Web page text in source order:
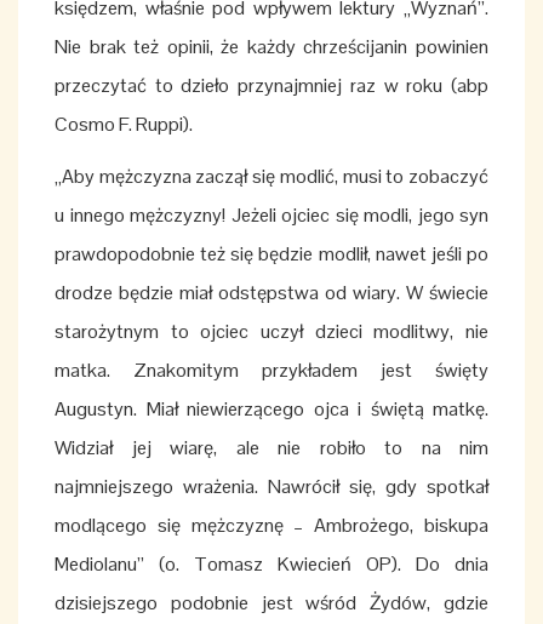
księdzem, właśnie pod wpływem lektury „Wyznań”.
Nie brak też opinii, że każdy chrześcijanin powinien
przeczytać to dzieło przynajmniej raz w roku (abp
Cosmo F. Ruppi).
„Aby mężczyzna zaczął się modlić, musi to zobaczyć
u innego mężczyzny! Jeżeli ojciec się modli, jego syn
prawdopodobnie też się będzie modlił, nawet jeśli po
drodze będzie miał odstępstwa od wiary. W świecie
starożytnym to ojciec uczył dzieci modlitwy, nie
matka. Znakomitym przykładem jest święty
Augustyn. Miał niewierzącego ojca i świętą matkę.
Widział jej wiarę, ale nie robiło to na nim
najmniejszego wrażenia. Nawrócił się, gdy spotkał
modlącego się mężczyznę – Ambrożego, biskupa
Mediolanu” (o. Tomasz Kwiecień OP). Do dnia
dzisiejszego podobnie jest wśród Żydów, gdzie